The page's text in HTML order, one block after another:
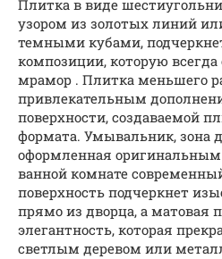
Плитка в виде
узором из золотых линий
темными кубами,
композиции, которую
мрамор . Плитка меньшего
привлекательным
поверхности, создаваемой
формата. Умывальник, зона
оформленная оригинальным
ванной комнате
поверхность подчеркнет
прямо из дворца, а матовая
элегантность, которая
светлым деревом или